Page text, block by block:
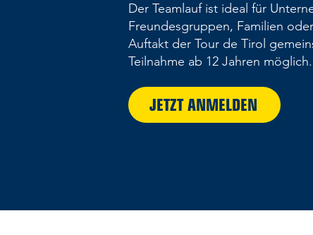
Der Teamlauf ist ideal für
Freundesgruppen, Familien
Auftakt der Tour de Tirol
Teilnahme ab 12 Jahren möglich.
JETZT ANMELDEN